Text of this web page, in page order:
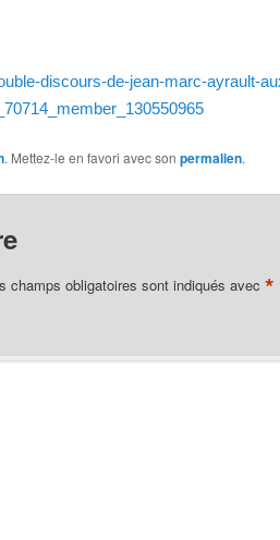
discours-de-jean-marc-ayrault-
. Mettez-le en favori avec son permalien.
champs obligatoires sont indiqués avec *